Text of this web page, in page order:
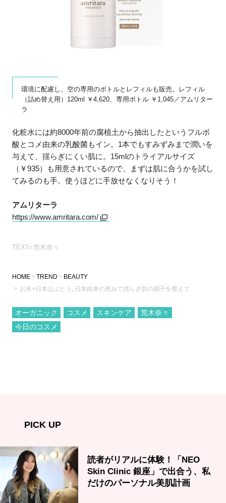
環境に配慮し、空の専用のボトルとレフィルも販売。レフィル
（詰め替え用）120ml ￥4,620、専用ボトル ￥1,045／アムリター
ラ
化粧水には約8000年前の腐植土から抽出したというフルボ
酸とコメ由来の乳酸菌もイン。1本でもすみずみまで潤いを
与えて、揺らぎにくい肌に。15mlのトライアルサイズ
（￥935）も用意されているので、まずは肌に合うかを試し
てみるのも手。使うほどに手放せなくなりそう！
アムリターラ
https://www.amritara.com/
TEXT=荒木奈々
HOME TREND
BEAUTY
お米×日本山ぶとう｡日本由来の恵みで揺らぎ肌の調子を整えて
オーガニック コスメ スキンケア
荒木奈々
今日のコスメ
PICK UP
読者がリアルに体験！「NEO
Skin Clinic 銀座」で出合う、私
だけのパーソナル美肌計画